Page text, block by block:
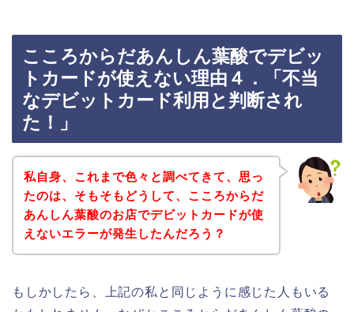
こころからだあんしん葉酸でデビッ
トカードが使えない理由４．「不当
なデビットカード利用と判断され
た！」
私自身、これまで色々と調べてきて、思っ
たのは、そもそもどうして、こころからだ
あんしん葉酸のお店でデビットカードが使
えないエラーが発生したんだろう？
もしかしたら、上記の私と同じように感じた人もいる